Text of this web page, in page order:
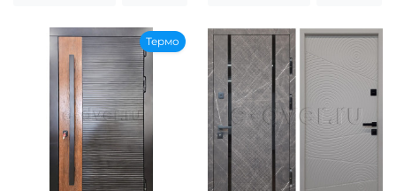
Термо